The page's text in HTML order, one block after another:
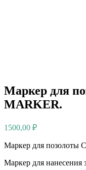
Маркер для
MARKER.
1500,00 ₽
Маркер для позолоты
Маркер для нанесения